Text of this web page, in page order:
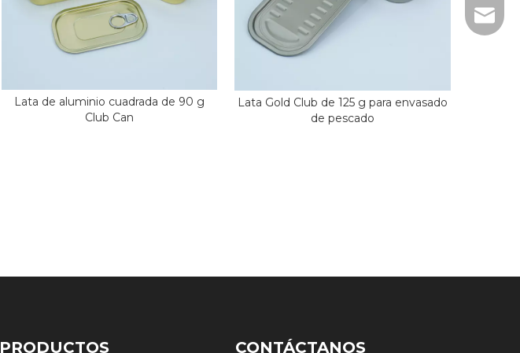
Lata de aluminio cuadrada de 90 g
Club Can
Lata Gold Club de 125 g para envasado
de pescado
PRODUCTOS CONTÁCTANOS